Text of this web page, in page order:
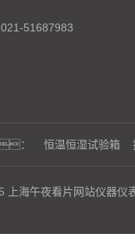
51687983
： 恒温恒湿试验箱
上海午夜看片网站仪器仪